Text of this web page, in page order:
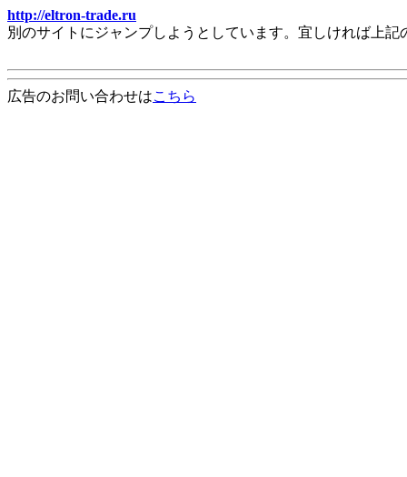
http://eltron-trade.ru
別のサイトにジャンプしようとしています。宜しければ上
広告のお問い合わせはこちら